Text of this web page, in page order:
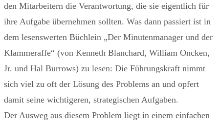
den Mitarbeitern die Verantwortung, die sie eigentlich für
ihre Aufgabe übernehmen sollten. Was dann passiert ist in
dem lesenswerten Büchlein „Der Minutenmanager und der
Klammeraffe“ (von Kenneth Blanchard, William Oncken,
Jr. und Hal Burrows) zu lesen: Die Führungskraft nimmt
sich viel zu oft der Lösung des Problems an und opfert
damit seine wichtigeren, strategischen Aufgaben.
Der Ausweg aus diesem Problem liegt in einem einfachen